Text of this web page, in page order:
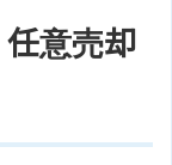
意売却